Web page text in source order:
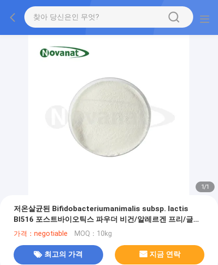
1/1
저온살균된 Bifidobacteriumanimalis subsp. lactis
BI516 포스트바이오틱스 파우더 비건/알레르겐 프리/글루
텐 프리/유제품 프리
가격：negotiable MOQ：10kg
최고의 가격 지금 연락